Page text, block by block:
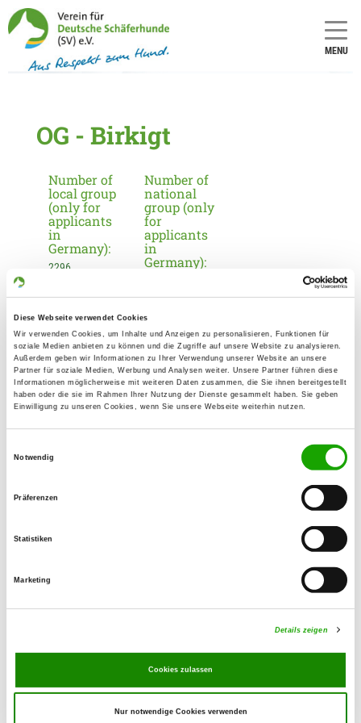
Diese Webseite verwendet Cookies
Wir verwenden Cookies, um Inhalte und Anzeigen zu personalisieren, Funktionen für
soziale Medien anbieten zu können und die Zugriffe auf unsere Website zu analysieren.
Außerdem geben wir Informationen zu Ihrer Verwendung unserer Website an unsere
Partner für soziale Medien, Werbung und Analysen weiter. Unsere Partner führen diese
Informationen möglicherweise mit weiteren Daten zusammen, die Sie ihnen bereitgestellt
haben oder die sie im Rahmen Ihrer Nutzung der Dienste gesammelt haben. Sie geben
Einwilligung zu unseren Cookies, wenn Sie unsere Webseite weiterhin nutzen.
Notwendig
Präferenzen
Statistiken
Marketing
Details zeigen
Cookies zulassen
Nur notwendige Cookies verwenden
MENU
OG - Birkigt
Number of
local group
(only for
applicants
in
Germany):
2296
Number of
national
group (only
for
applicants
in
Germany):
Information about the local group
Contact:
Andreas Bärschneider
Am Hügel 7
07318 Saalfeld-Saale
Vor der Heide
Faehrte, Unterordnung, Schutzdienst
Exercise times in winter:
Sunday 10:00 h - 12:00 h